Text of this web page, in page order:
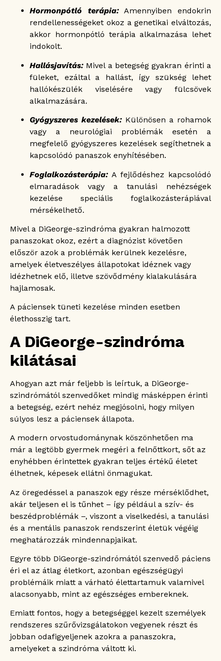
Hormonpótló terápia:Amennyiben endokrin
rendellenességeket okoz a genetikai elváltozás,
akkor hormonpótló terápia alkalmazása lehet
indokolt.
Hallásjavítás: Mivel a betegség gyakran érinti a
füleket, ezáltal a hallást, így szükség lehet
hallókészülék viselésére vagy fülcsövek
alkalmazására.
Gyógyszeres kezelések: Különösen a rohamok
vagy a neurológiai problémák esetén a
megfelelő gyógyszeres kezelések segíthetnek a
kapcsolódó panaszok enyhítésében.
Foglalkozásterápia: A fejlődéshez kapcsolódó
elmaradások vagy a tanulási nehézségek
kezelése speciális foglalkozásterápiával
mérsékelhető.
Mivel a DiGeorge-szindróma gyakran halmozott
panaszokat okoz, ezért a diagnózist követően
először azok a problémák kerülnek kezelésre,
amelyek életveszélyes állapotokat idéznek vagy
idézhetnek elő, illetve szövődmény kialakulására
hajlamosak.
A páciensek tüneti kezelése minden esetben
élethosszig tart.
A DiGeorge-szindróma
kilátásai
Ahogyan azt már feljebb is leírtuk, a DiGeorge-
szindrómától szenvedőket mindig másképpen érinti
a betegség, ezért nehéz megjósolni, hogy milyen
súlyos lesz a páciensek állapota.
A modern orvostudománynak köszönhetően ma
már a legtöbb gyermek megéri a felnőttkort, sőt az
enyhébben érintettek gyakran teljes értékű életet
élhetnek, képesek ellátni önmagukat.
Az öregedéssel a panaszok egy része mérséklődhet,
akár teljesen el is tűnhet – így például a szív- és
beszédproblémák –, viszont a viselkedési, a tanulási
és a mentális panaszok rendszerint életük végéig
meghatározzák mindennapjaikat.
Egyre több DiGeorge-szindrómától szenvedő páciens
éri el az átlag életkort, azonban egészségügyi
problémáik miatt a várható élettartamuk valamivel
alacsonyabb, mint az egészséges embereknek.
Emiatt fontos, hogy a betegséggel kezelt személyek
rendszeres szűrővizsgálatokon vegyenek részt és
jobban odafigyeljenek azokra a panaszokra,
amelyeket a szindróma váltott ki.